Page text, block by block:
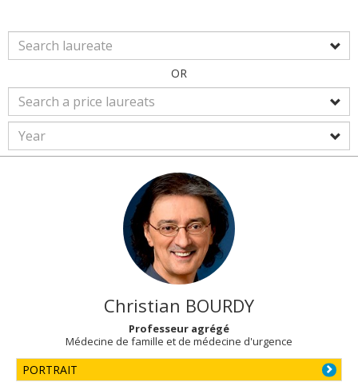
OR
Christian BOURDY
Professeur agrégé
Médecine de famille et de médecine d'urgence
PORTRAIT